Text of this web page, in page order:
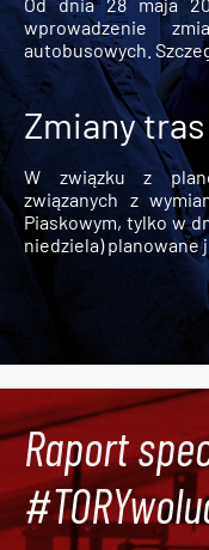
wprowadzenie
autobusowych.
Zmiany tras
W związku z
związanych z
Piaskowym, tylko w
niedziela) planowane
Raport